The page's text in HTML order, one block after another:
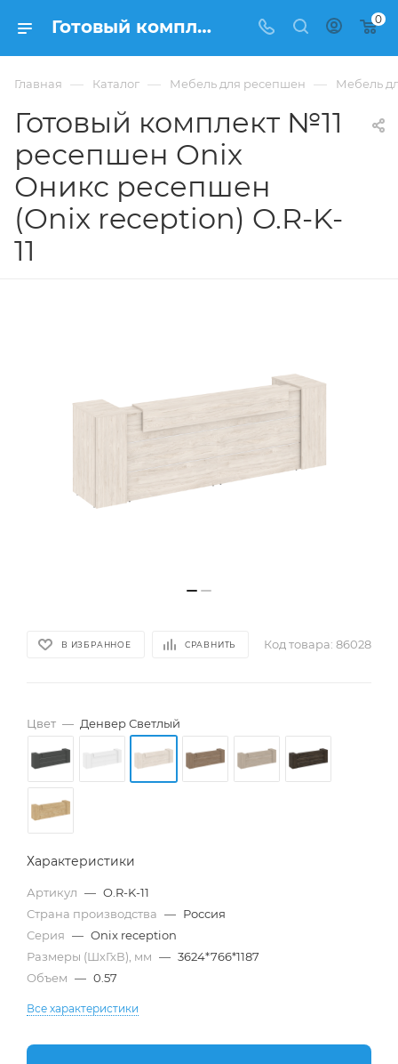
Готовый комплект №11 ресепшен Onix Оникс ресепшен (Onix reception) O.R-K-11 из ЛДСП купить в Москве, цена 111 293 ₽. - интернет-магазин ФРАНКОМ 0
Главная — Каталог — Мебель для ресепшен — Мебель
Готовый комплект №11
ресепшен Onix
Оникс ресепшен
(Onix reception) O.R-K-
11
В ИЗБРАННОЕ СРАВНИТЬ Код товара: 86028
Цвет — Денвер Светлый
Характеристики
Артикул — O.R-K-11
Страна производства — Россия
Серия — Onix reception
Размеры (ШхГхВ), мм — 3624*766*1187
Объем — 0.57
Все характеристики